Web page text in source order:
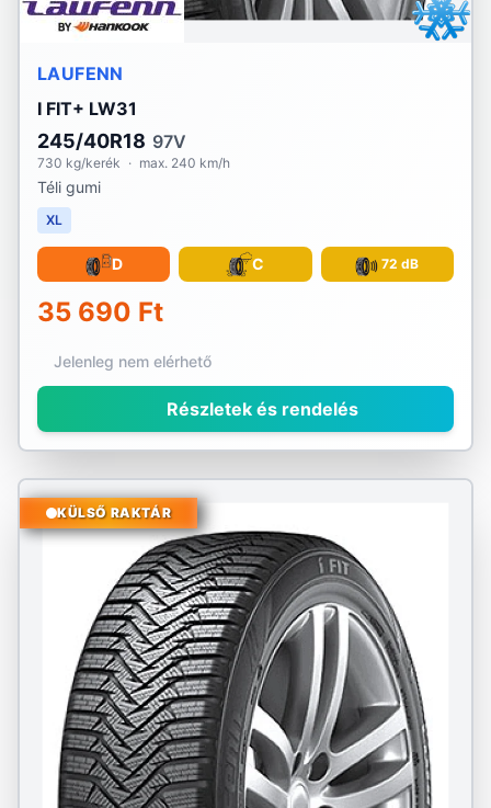
LAUFENN
I FIT+ LW31
245/40R18 97V
730 kg/kerék · max. 240 km/h
Téli gumi
XL
D C 72 dB
35 690 Ft
Jelenleg nem elérhető
Részletek és rendelés
KÜLSŐ RAKTÁR